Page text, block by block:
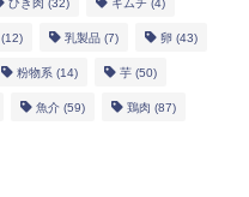
ひき肉 (32) キムチ (4)
(12) 乳製品 (7) 卵 (43)
粉物系 (14) 芋 (50)
魚介 (59) 鶏肉 (87)